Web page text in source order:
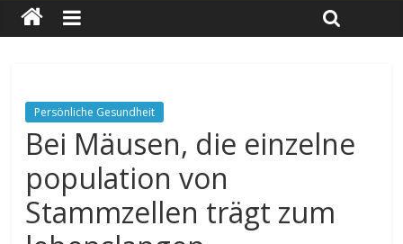
Persönliche Gesundheit
Bei Mäusen, die einzelne
population von
Stammzellen trägt zum